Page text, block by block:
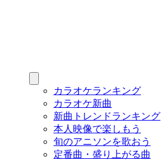
カラオケランキング
カラオケ新曲
新曲トレンドランキング
本人映像で楽しもう
旬のアニソンを歌おう
定番曲・盛り上がる曲